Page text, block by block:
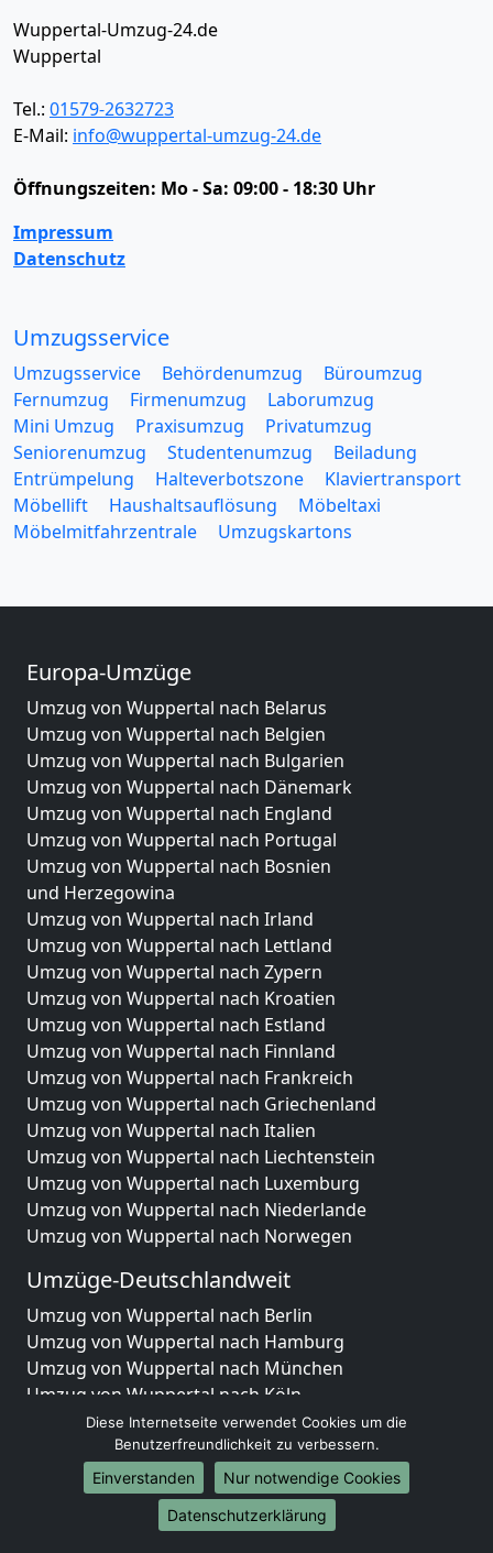
Wuppertal-Umzug-24.de
Wuppertal
Tel.: 01579-2632723
E-Mail: info@wuppertal-umzug-24.de
Öffnungszeiten: Mo - Sa: 09:00 - 18:30 Uhr
Impressum
Datenschutz
Umzugsservice
Umzugsservice Behördenumzug
Büroumzug
Fernumzug
Firmenumzug
Laborumzug
Mini Umzug
Praxisumzug
Privatumzug
Seniorenumzug
Studentenumzug
Beiladung
Entrümpelung
Halteverbotszone
Klaviertransport
Möbellift
Haushaltsauflösung
Möbeltaxi
Möbelmitfahrzentrale
Umzugskartons
Europa-Umzüge
Umzug von Wuppertal nach Belarus
Umzug von Wuppertal nach Belgien
Umzug von Wuppertal nach Bulgarien
Umzug von Wuppertal nach Dänemark
Umzug von Wuppertal nach England
Umzug von Wuppertal nach Portugal
Umzug von Wuppertal nach Bosnien
und Herzegowina
Umzug von Wuppertal nach Irland
Umzug von Wuppertal nach Lettland
Umzug von Wuppertal nach Zypern
Umzug von Wuppertal nach Kroatien
Umzug von Wuppertal nach Estland
Umzug von Wuppertal nach Finnland
Umzug von Wuppertal nach Frankreich
Umzug von Wuppertal nach Griechenland
Umzug von Wuppertal nach Italien
Umzug von Wuppertal nach Liechtenstein
Umzug von Wuppertal nach Luxemburg
Umzug von Wuppertal nach Niederlande
Umzug von Wuppertal nach Norwegen
Umzüge-Deutschlandweit
Umzug von Wuppertal nach Berlin
Umzug von Wuppertal nach Hamburg
Umzug von Wuppertal nach München
Umzug von Wuppertal nach Köln
Umzug von Wuppertal nach Frankfurt am Main
Umzug von Wuppertal nach Stuttgart
Umzug von Wuppertal nach Düsseldorf
Umzug von Wuppertal nach Leipzig
Umzug von Wuppertal nach Dortmund
Diese Internetseite verwendet Cookies um die
Benutzerfreundlichkeit zu verbessern.
Einverstanden
Nur notwendige Cookies
Datenschutzerklärung